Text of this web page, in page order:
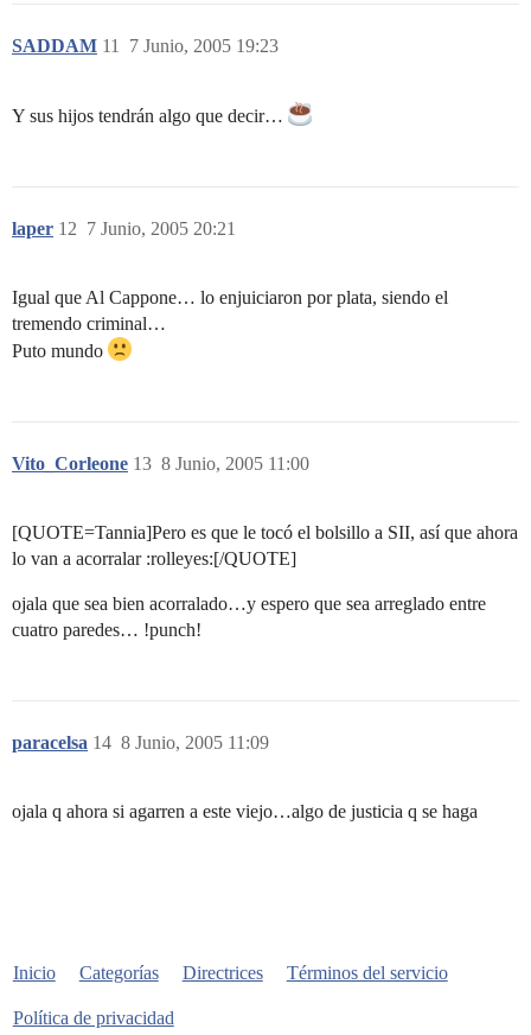
SADDAM 7 Junio, 2005 19:23
11
Y sus hijos tendrán algo que decir…
laper 7 Junio, 2005 20:21
12
Igual que Al Cappone… lo enjuiciaron por plata, siendo el
tremendo criminal…
Puto mundo
Vito_Corleone 8 Junio, 2005 11:00
13
[QUOTE=Tannia]Pero es que le tocó el bolsillo a SII, así que ahora
lo van a acorralar :rolleyes:[/QUOTE]
ojala que sea bien acorralado…y espero que sea arreglado entre
cuatro paredes… !punch!
paracelsa 8 Junio, 2005 11:09
14
ojala q ahora si agarren a este viejo…algo de justicia q se haga
Inicio Categorías Directrices Términos del servicio
Política de privacidad